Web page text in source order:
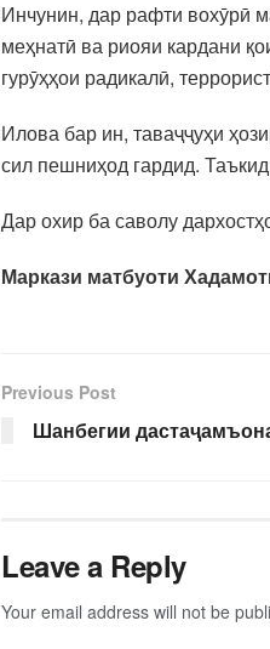
Инчунин, дар рафти вохӯрӣ
меҳнатӣ ва риояи кардани
гурӯҳҳои радикалӣ,
Илова бар ин, таваҷҷуҳи
сил пешниҳод гардид.
Дар охир ба саволу
Маркази матбуоти
Previous Post
Шанбегии
Leave a Reply
Your email address will not be